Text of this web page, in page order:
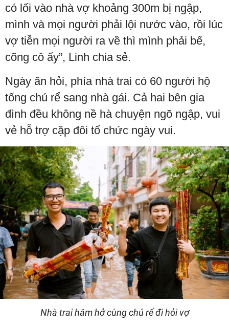
có lối vào nhà vợ khoảng 300m bị ngập,
mình và mọi người phải lội nước vào, rồi lúc
vợ tiễn mọi người ra về thì mình phải bế,
cõng cô ấy”, Linh chia sẻ.
Ngày ăn hỏi, phía nhà trai có 60 người hộ
tống chú rể sang nhà gái. Cả hai bên gia
đình đều không nề hà chuyện ngõ ngập, vui
vẻ hỗ trợ cặp đôi tổ chức ngày vui.
Nhà trai hăm hở cùng chú rể đi hỏi vợ